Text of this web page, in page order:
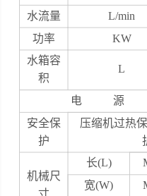
水流量 L/min
功率 KW
水箱容
积
L
电 源
安全保
护
压缩机过热
机械尺
寸
长(L)
宽(W)